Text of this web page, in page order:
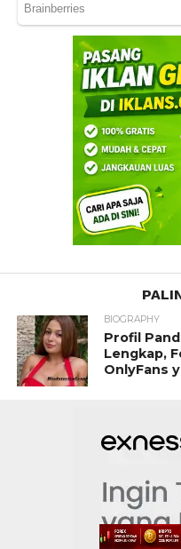
BIOGRAPHY
Profil
Lengkap,
OnlyFans